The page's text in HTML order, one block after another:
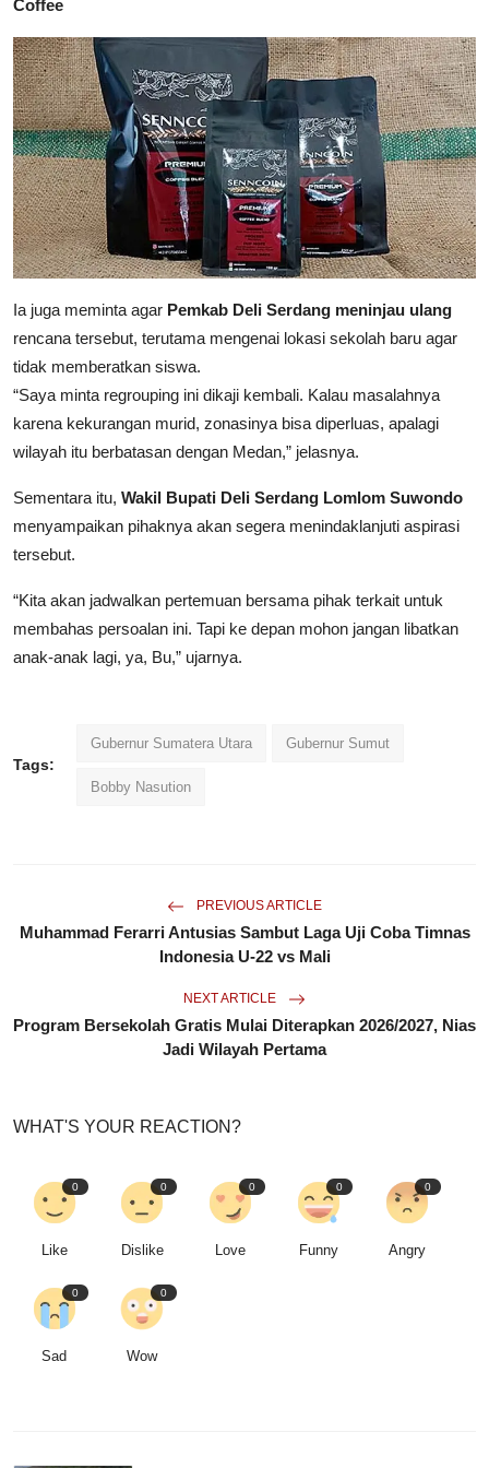
Coffee
Ia juga meminta agar Pemkab Deli Serdang meninjau ulang
rencana tersebut, terutama mengenai lokasi sekolah baru agar
tidak memberatkan siswa.
“Saya minta regrouping ini dikaji kembali. Kalau masalahnya
karena kekurangan murid, zonasinya bisa diperluas, apalagi
wilayah itu berbatasan dengan Medan,” jelasnya.
Sementara itu, Wakil Bupati Deli Serdang Lomlom Suwondo
menyampaikan pihaknya akan segera menindaklanjuti aspirasi
tersebut.
“Kita akan jadwalkan pertemuan bersama pihak terkait untuk
membahas persoalan ini. Tapi ke depan mohon jangan libatkan
anak-anak lagi, ya, Bu,” ujarnya.
Tags:
Gubernur Sumatera Utara Gubernur Sumut
Bobby Nasution
PREVIOUS ARTICLE
Muhammad Ferarri Antusias Sambut Laga Uji Coba Timnas
Indonesia U-22 vs Mali
NEXT ARTICLE
Program Bersekolah Gratis Mulai Diterapkan 2026/2027, Nias
Jadi Wilayah Pertama
WHAT'S YOUR REACTION?
0
Like
0
Dislike
0
Love
0
Funny
0
Angry
0
Sad
0
Wow